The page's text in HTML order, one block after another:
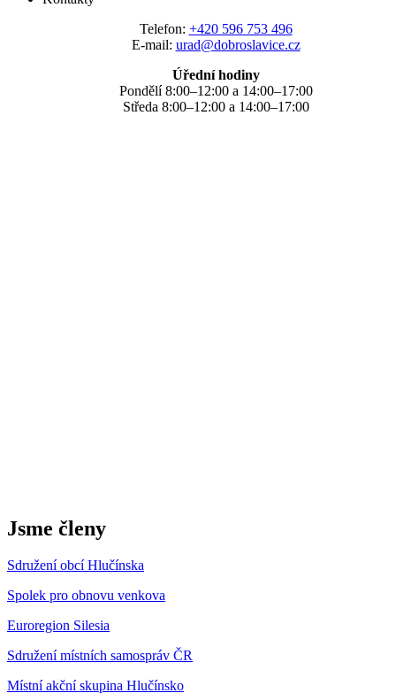
Telefon: +420 596 753 496
E-mail: urad@dobroslavice.cz
Úřední hodiny
Pondělí 8:00–12:00 a 14:00–17:00
Středa 8:00–12:00 a 14:00–17:00
Jsme členy
Sdružení obcí Hlučínska
Spolek pro obnovu venkova
Euroregion Silesia
Sdružení místních samospráv ČR
Místní akční skupina Hlučínsko